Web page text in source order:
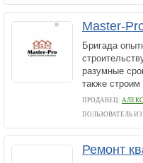
Master-
Бригада
разумные
также
ПРОДАВЕЦ:
ПОЛЬЗОВАТЕЛЬ
Ремонт